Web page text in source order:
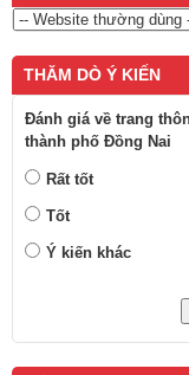
THĂM DÒ Ý KIẾN
Đánh giá về trang
thành phố Đồng Nai
Rất tốt
Tốt
Ý kiến khác